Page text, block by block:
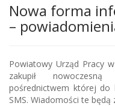
Nowa forma
–
Powiatowy Urząd Pracy
zakupił
pośrednictwem której do
SMS. Wiadomości te będą